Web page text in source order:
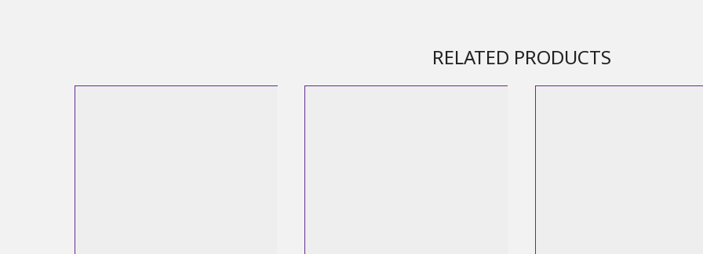
RELATED PRODUCTS